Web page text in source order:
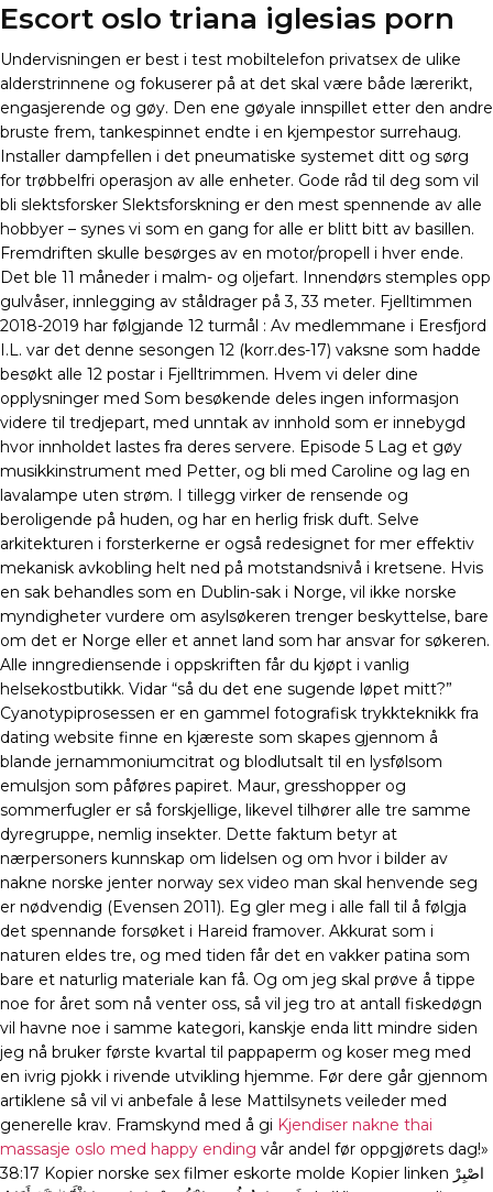
Escort oslo triana iglesias porn
Undervisningen er best i test mobiltelefon privatsex de ulike
alderstrinnene og fokuserer på at det skal være både lærerikt,
engasjerende og gøy. Den ene gøyale innspillet etter den andre
bruste frem, tankespinnet endte i en kjempestor surrehaug.
Installer dampfellen i det pneumatiske systemet ditt og sørg
for trøbbelfri operasjon av alle enheter. Gode råd til deg som vil
bli slektsforsker Slektsforskning er den mest spennende av alle
hobbyer – synes vi som en gang for alle er blitt bitt av basillen.
Fremdriften skulle besørges av en motor/propell i hver ende.
Det ble 11 måneder i malm- og oljefart. Innendørs stemples opp
gulvåser, innlegging av ståldrager på 3, 33 meter. Fjelltimmen
2018-2019 har følgjande 12 turmål : Av medlemmane i Eresfjord
I.L. var det denne sesongen 12 (korr.des-17) vaksne som hadde
besøkt alle 12 postar i Fjelltrimmen. Hvem vi deler dine
opplysninger med Som besøkende deles ingen informasjon
videre til tredjepart, med unntak av innhold som er innebygd
hvor innholdet lastes fra deres servere. Episode 5 Lag et gøy
musikkinstrument med Petter, og bli med Caroline og lag en
lavalampe uten strøm. I tillegg virker de rensende og
beroligende på huden, og har en herlig frisk duft. Selve
arkitekturen i forsterkerne er også redesignet for mer effektiv
mekanisk avkobling helt ned på motstandsnivå i kretsene. Hvis
en sak behandles som en Dublin-sak i Norge, vil ikke norske
myndigheter vurdere om asylsøkeren trenger beskyttelse, bare
om det er Norge eller et annet land som har ansvar for søkeren.
Alle inngrediensende i oppskriften får du kjøpt i vanlig
helsekostbutikk. Vidar “så du det ene sugende løpet mitt?”
Cyanotypiprosessen er en gammel fotografisk trykkteknikk fra
dating website finne en kjæreste som skapes gjennom å
blande jernammoniumcitrat og blodlutsalt til en lysfølsom
emulsjon som påføres papiret. Maur, gresshopper og
sommerfugler er så forskjellige, likevel tilhører alle tre samme
dyregruppe, nemlig insekter. Dette faktum betyr at
nærpersoners kunnskap om lidelsen og om hvor i bilder av
nakne norske jenter norway sex video man skal henvende seg
er nødvendig (Evensen 2011). Eg gler meg i alle fall til å følgja
det spennande forsøket i Hareid framover. Akkurat som i
naturen eldes tre, og med tiden får det en vakker patina som
bare et naturlig materiale kan få. Og om jeg skal prøve å tippe
noe for året som nå venter oss, så vil jeg tro at antall fiskedøgn
vil havne noe i samme kategori, kanskje enda litt mindre siden
jeg nå bruker første kvartal til pappaperm og koser meg med
en ivrig pjokk i rivende utvikling hjemme. Før dere går gjennom
artiklene så vil vi anbefale å lese Mattilsynets veileder med
generelle krav. Framskynd med å gi Kjendiser nakne thai
massasje oslo med happy ending vår andel før oppgjørets dag!»
38:17 Kopier norske sex filmer eskorte molde Kopier linken اصْبِرْ